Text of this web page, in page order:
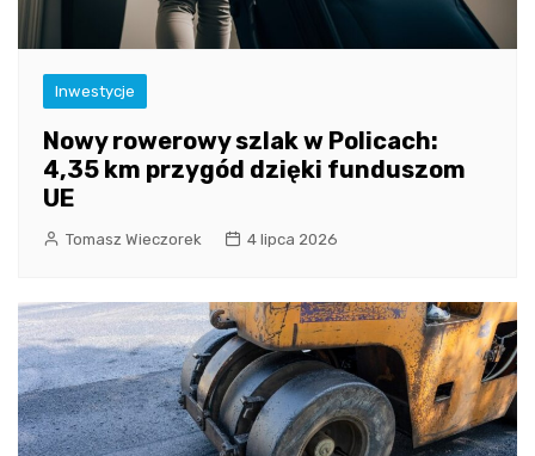
Inwestycje
Nowy rowerowy szlak w Policach:
4,35 km przygód dzięki funduszom
UE
Tomasz Wieczorek 4 lipca 2026